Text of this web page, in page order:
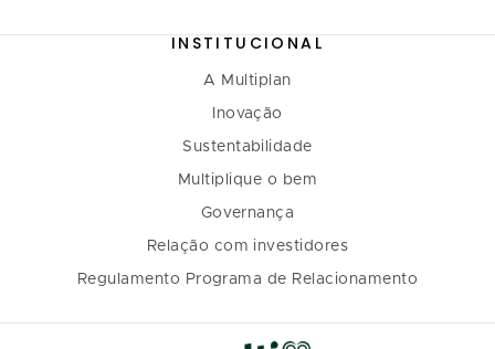
INSTITUCIONAL
A Multiplan
Inovação
Sustentabilidade
Multiplique o bem
Governança
Relação com investidores
Regulamento Programa de Relacionamento